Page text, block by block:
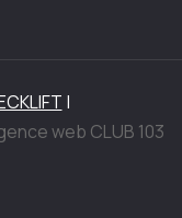
|
web CLUB 103